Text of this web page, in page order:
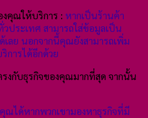
คุณให้บริการ : หากเป็นร้านค้า
ประเทศ สามารถใส่ข้อมูลเป็น
เลย นอกจากนี้คุณยังสามารถเพิ่ม
การได้อีกด้วย
งกับธุรกิจของคุณมากที่สุด จากนั้น
ได้หากพวกเขามองหาธุรกิจที่มี